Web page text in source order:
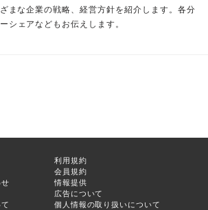
まな企業の戦略、経営方針を紹介します。各分
シェアなどもお伝えします。
利用規約
会員規約
情報提供
広告について
個人情報の取り扱いについて